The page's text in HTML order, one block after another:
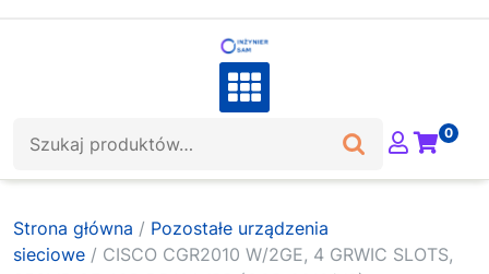
0
Strona główna / Pozostałe urządzenia
sieciowe / CISCO CGR2010 W/2GE, 4 GRWIC SLOTS,